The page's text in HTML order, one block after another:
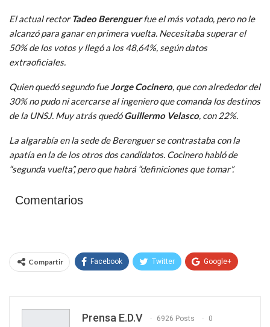
El actual rectorTadeo Berenguerfue el más votado, pero no le
alcanzó para ganar en primera vuelta. Necesitaba superar el
50% de los votos y llegó a los 48,64%, según datos
extraoficiales.
Quien quedó segundo fueJorge Cocinero, que con alrededor del
30% no pudo ni acercarse al ingeniero que comanda los destinos
de la UNSJ. Muy atrás quedóGuillermo Velasco, con 22%.
La algarabía en la sede de Berenguer se contrastaba con la
apatía en la de los otros dos candidatos. Cocinero habló de
“segunda vuelta”, pero que habrá “definiciones que tomar”.
Comentarios
Compartir Facebook Twitter Google+
Prensa E.D.V 6926 Posts 0